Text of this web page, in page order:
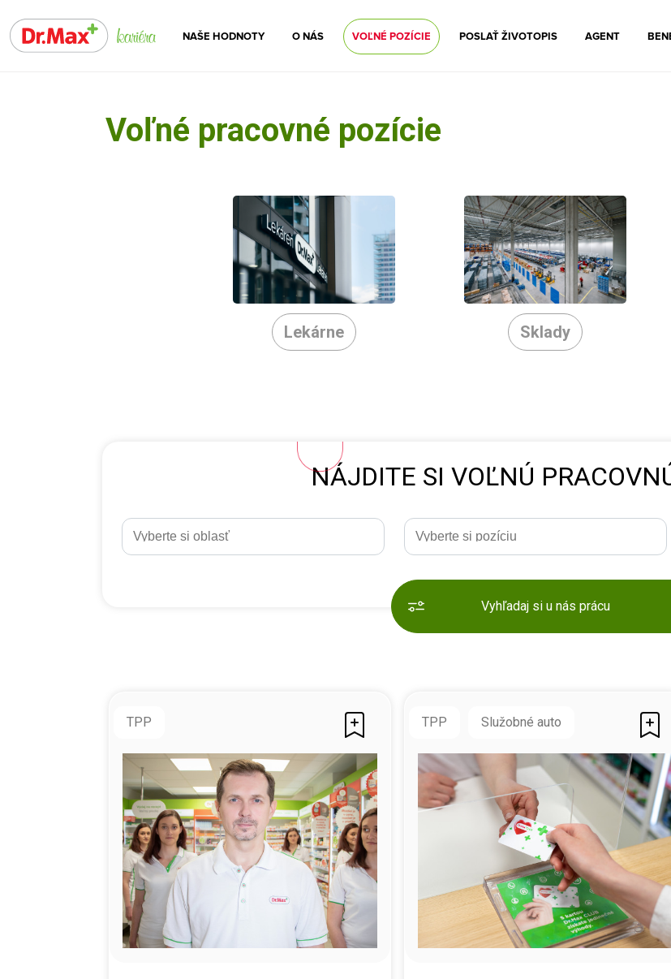
NAŠE HODNOTY O NÁS VOĽNÉ POZÍCIE POSLAŤ ŽIVOTOPIS AGENT
Voľné pracovné pozície
Lekárne Sklady
NÁJDITE SI VOĽNÚ
Vyhľadaj si u nás prácu
TPP TPP Služobné auto